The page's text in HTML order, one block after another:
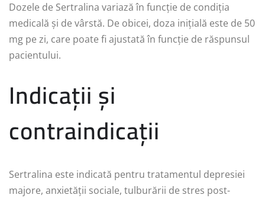
Dozele de Sertralina variază în funcție de condiția
medicală și de vârstă. De obicei, doza inițială este de 50
mg pe zi, care poate fi ajustată în funcție de răspunsul
pacientului.
Indicații și
contraindicații
Sertralina este indicată pentru tratamentul depresiei
majore, anxietății sociale, tulburării de stres post-